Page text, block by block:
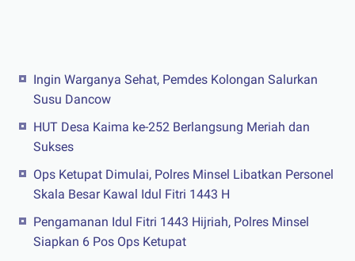
Ingin Warganya Sehat, Pemdes Kolongan Salurkan
Susu Dancow
HUT Desa Kaima ke-252 Berlangsung Meriah dan
Sukses
Ops Ketupat Dimulai, Polres Minsel Libatkan Personel
Skala Besar Kawal Idul Fitri 1443 H
Pengamanan Idul Fitri 1443 Hijriah, Polres Minsel
Siapkan 6 Pos Ops Ketupat